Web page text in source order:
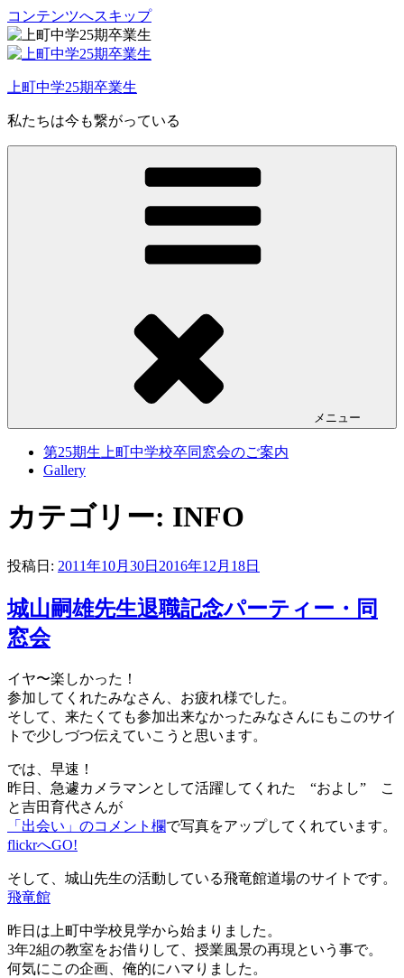
コンテンツへスキップ
上町中学25期卒業生
私たちは今も繋がっている
メニュー
第25期生上町中学校卒同窓会のご案内
Gallery
カテゴリー: INFO
投稿日: 2011年10月30日 2016年12月18日
城山嗣雄先生退職記念パーティー・同
窓会
イヤ〜楽しかった！
参加してくれたみなさん、お疲れ様でした。
そして、来たくても参加出来なかったみなさんにもこのサイ
トで少しづつ伝えていこうと思います。
では、早速！
昨日、急遽カメラマンとして活躍してくれた “およし” こ
と吉田育代さんが
「出会い」のコメント欄で写真をアップしてくれています。
flickrへGO!
そして、城山先生の活動している飛竜館道場のサイトです。
飛竜館
昨日は上町中学校見学から始まりました。
3年2組の教室をお借りして、授業風景の再現という事で。
何気にこの企画、俺的にハマりました。